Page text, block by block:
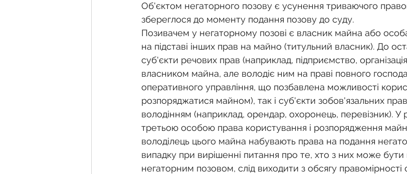
Об'єктом негаторного позову є усунення триваючого
збереглося до моменту подання позову до суду.
Позивачем у негаторному позові є власник майна або
на підставі інших прав на майно (титульний власник). До
суб'єкти речових прав (наприклад, підприємство,
власником майна, але володіє ним на праві повного
оперативного управління, що позбавлена можливості
розпоряджатися майном), так і суб'єкти зобов'язальних прав,
володінням (наприклад, орендар, охоронець, перевізник). У
третьою особою права користування і розпорядження
володілець цього майна набувають права на подання
випадку при вирішенні питання про те, хто з них може бути
негаторним позовом, слід виходити з обсягу правомірності